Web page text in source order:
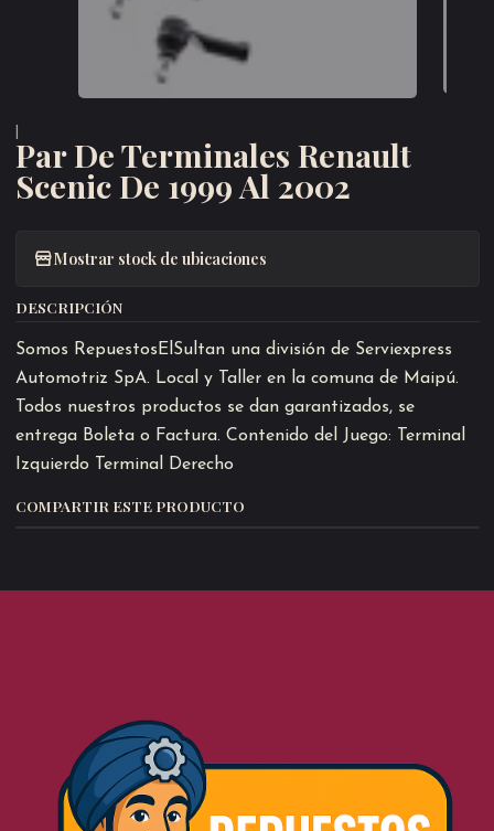
Par De Terminales Renault
Scenic De 1999 Al 2002
Mostrar stock de ubicaciones
DESCRIPCIÓN
Somos RepuestosElSultan una división de Serviexpress
Automotriz SpA. Local y Taller en la comuna de Maipú.
Todos nuestros productos se dan garantizados, se
entrega Boleta o Factura. Contenido del Juego: Terminal
Izquierdo Terminal Derecho
COMPARTIR ESTE PRODUCTO